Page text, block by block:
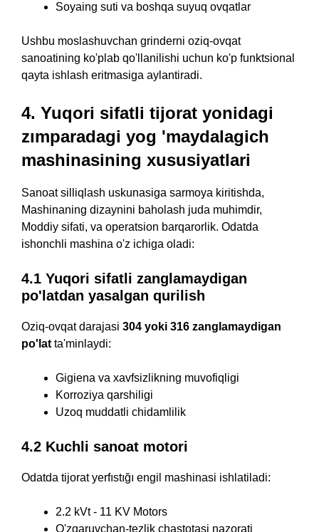
Soyaing suti va boshqa suyuq ovqatlar
Ushbu moslashuvchan grinderni oziq-ovqat
sanoatining ko'plab qo'llanilishi uchun ko'p funktsional
qayta ishlash eritmasiga aylantiradi.
4. Yuqori sifatli tijorat yonidagi
zımparadagi yog 'maydalagich
mashinasining xususiyatlari
Sanoat silliqlash uskunasiga sarmoya kiritishda,
Mashinaning dizaynini baholash juda muhimdir,
Moddiy sifati, va operatsion barqarorlik. Odatda
ishonchli mashina o'z ichiga oladi:
4.1 Yuqori sifatli zanglamaydigan
po'latdan yasalgan qurilish
Oziq-ovqat darajasi 304 yoki 316 zanglamaydigan
po'lat ta'minlaydi:
Gigiena va xavfsizlikning muvofiqligi
Korroziya qarshiligi
Uzoq muddatli chidamlilik
4.2 Kuchli sanoat motori
Odatda tijorat yerfıstığı engil mashinasi ishlatiladi:
2.2 kVt - 11 KV Motors
O'zgaruvchan-tezlik chastotasi nazorati